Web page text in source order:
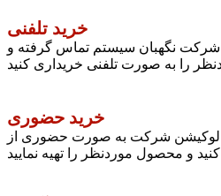
خرید تلفنی
شرکت نگهبان سیستم تماس گرفته و
را به صورت تلفنی خریداری کنید
خرید حضوری
و لوکیشن شرکت به صورت حضوری از
و محصول موردنظر را تهیه نمایید